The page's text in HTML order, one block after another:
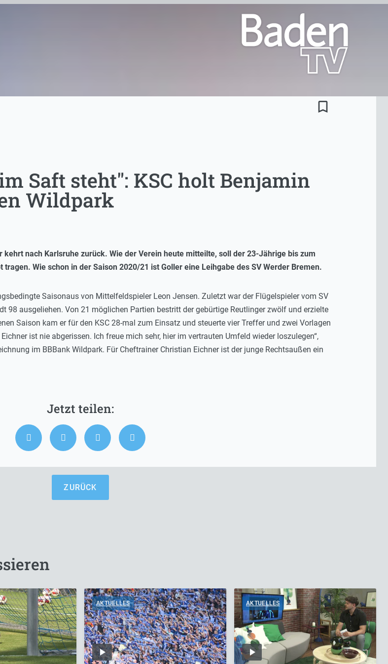
bookmark_border
Saft steht": KSC holt Benjamin
Wildpark
nach Karlsruhe zurück. Wie der Verein heute mitteilte, soll der 23-Jährige bis zum
Wie schon in der Saison 2020/21 ist Goller eine Leihgabe des SV Werder Bremen.
Saisonaus von Mittelfeldspieler Leon Jensen. Zuletzt war der Flügelspieler vom SV
98 ausgeliehen. Von 21 möglichen Partien bestritt der gebürtige Reutlinger zwölf und erzielte
Saison kam er für den KSC 28-mal zum Einsatz und steuerte vier Treffer und zwei Vorlagen
ist nie abgerissen. Ich freue mich sehr, hier im vertrauten Umfeld wieder loszulegen“,
im BBBank Wildpark. Für Cheftrainer Christian Eichner ist der junge Rechtsaußen ein
ZURÜCK
AKTUELLES AKTUELLES